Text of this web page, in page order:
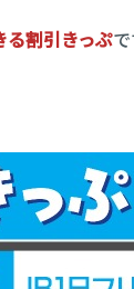
る割引きっぷ